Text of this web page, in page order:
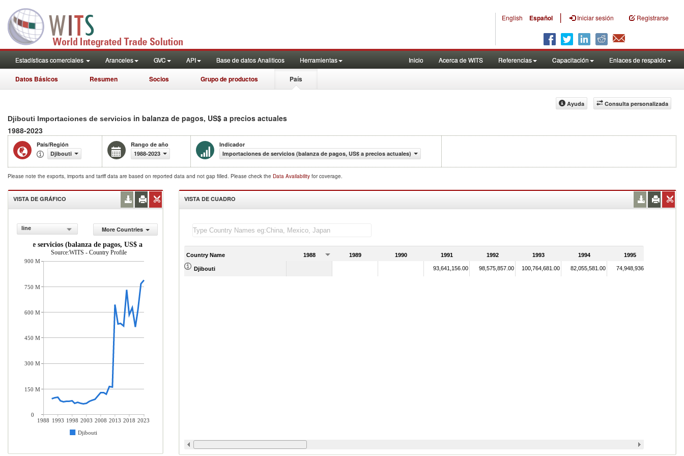
English Español | Iniciar sesión Registrarse
Estadísticas comerciales Aranceles GVC API Base de datos Analiticos Herramientas Inicio Acerca de WITS Referencias Capacitación Enlaces de respaldo
Datos Básicos Resumen Socios Grupo de productos País
Consulta personalizada
Ayuda
Djibouti Importaciones de servicios in balanza de pagos, US$ a precios actuales
1988-2023
País/Región
Djibouti
Rango de año
1988-2023
Indicador
Importaciones de servicios (balanza de pagos, US$ a precios actuales)
Please note the exports, imports and tariff data are based on reported data and not gap filled. Please check the Data Availability for coverage.
VISTA DE GRÁFICO
line
More Countries
de servicios (balanza de pagos, US$ a precios actuales)
Source:WITS - Country Profile
1988 1993 1998 2003 2008 2013 2018 2023
Djibouti
900 M
750 M
600 M
450 M
300 M
150 M
0
VISTA DE CUADRO
Country Name 1988 1989 1990 1991 1992 1993 1994 1995
Djibouti 93,641,156.00 98,575,857.00 100,764,681.00 82,055,581.00 74,948,936.00